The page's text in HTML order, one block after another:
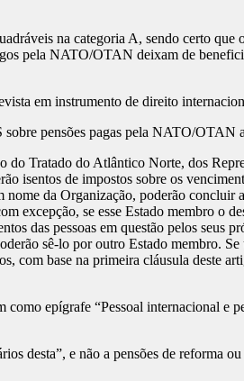
na categoria A, sendo certo que
pela NATO/OTAN deixam de
em instrumento de direito
pensões pagas pela NATO/OTAN
Tratado do Atlântico Norte, dos
isentos de impostos sobre os
da Organização, poderão concluir
excepção, se esse Estado membro o
das pessoas em questão pelos seus
sê-lo por outro Estado membro.
com base na primeira cláusula deste
epígrafe “Pessoal internacional e
desta”, e não a pensões de reforma